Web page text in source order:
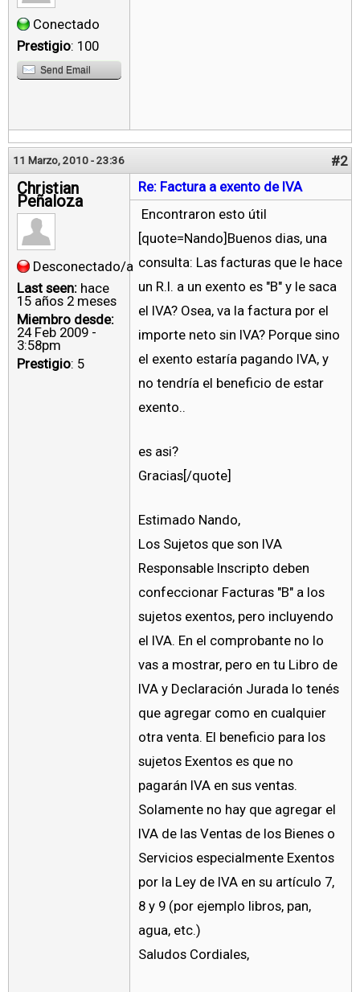
Conectado
Prestigio: 100
Send Email
11 Marzo, 2010 - 23:36 #2
Christian
Peñaloza
Desconectado/a
Last seen: hace
15 años 2 meses
Miembro desde:
24 Feb 2009 -
3:58pm
Prestigio: 5
Re: Factura a exento de IVA
Encontraron esto útil
[quote=Nando]Buenos dias, una
consulta: Las facturas que le hace
un R.I. a un exento es "B" y le saca
el IVA? Osea, va la factura por el
importe neto sin IVA? Porque sino
el exento estaría pagando IVA, y
no tendría el beneficio de estar
exento..
es asi?
Gracias[/quote]
Estimado Nando,
Los Sujetos que son IVA
Responsable Inscripto deben
confeccionar Facturas "B" a los
sujetos exentos, pero incluyendo
el IVA. En el comprobante no lo
vas a mostrar, pero en tu Libro de
IVA y Declaración Jurada lo tenés
que agregar como en cualquier
otra venta. El beneficio para los
sujetos Exentos es que no
pagarán IVA en sus ventas.
Solamente no hay que agregar el
IVA de las Ventas de los Bienes o
Servicios especialmente Exentos
por la Ley de IVA en su artículo 7,
8 y 9 (por ejemplo libros, pan,
agua, etc.)
Saludos Cordiales,